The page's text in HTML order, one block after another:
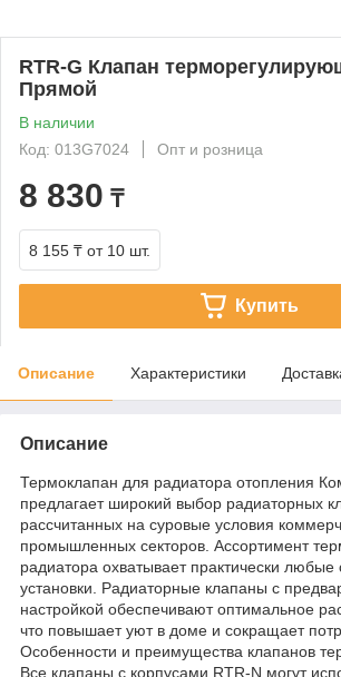
RTR-G Клапан
Прямой
В наличии
Код: 013G7024
Опт и розница
8 830 ₸
8 155 ₸ от 10 шт.
Купить
Описание Характеристики
Описание
Термоклапан для радиатора отопления
предлагает широкий выбор радиаторных
рассчитанных на суровые условия
промышленных секторов. Ассортимент
радиатора охватывает практически
установки. Радиаторные клапаны с
настройкой обеспечивают оптимальное
что повышает уют в доме и сокращает
Особенности и преимущества клапанов
Все клапаны с корпусами RTR-N могут